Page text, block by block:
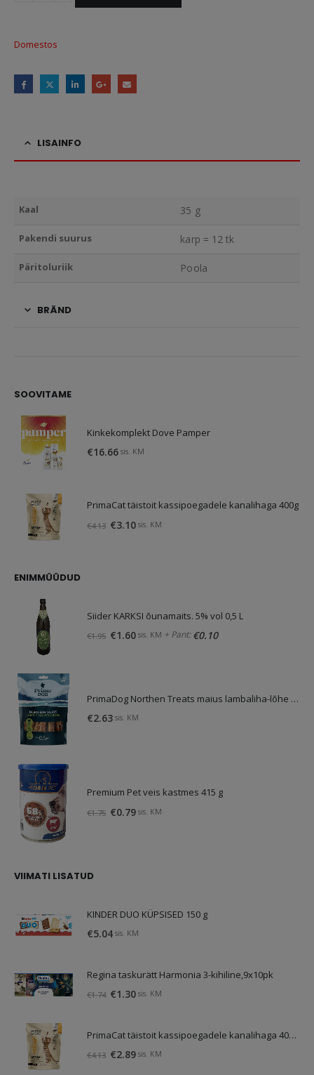
Domestos
LISAINFO
Kaal 35 g
Pakendi suurus karp = 12 tk
Päritoluriik Poola
BRÄND
SOOVITAME
Kinkekomplekt Dove Pamper
€16.66 sis. KM
PrimaCat täistoit kassipoegadele kanalihaga 400g
€4.13 Algne
€3.10Praegune
sis. KM
ENIMMÜÜDUD
Siider KARKSI õunamaits. 5% vol 0,5 L
€1.95 Algne
€1.60Praegune
sis. KM + Pant:€0.10
PrimaDog Northen Treats maius lambaliha-lõhe 80g
€2.63 sis. KM
Premium Pet veis kastmes 415 g
€1.75 Algne
€0.79Praegune
sis. KM
VIIMATI LISATUD
KINDER DUO KÜPSISED 150 g
€5.04 sis. KM
Regina taskurätt Harmonia 3-kihiline,9x10pk
€1.74 Algne
€1.74.
€1.30Praegune
€1.30.
sis. KM
PrimaCat täistoit kassipoegadele kanalihaga 400g SOODUS! Parim enne: 05.11.26
€4.13 Algne
€2.89Praegune
sis. KM